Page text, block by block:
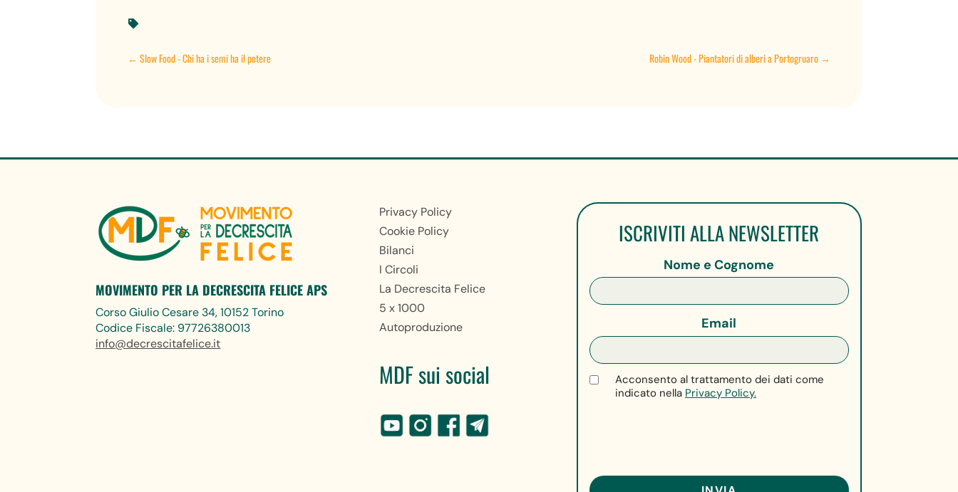

←Slow Food - Chi ha i semi ha il potere Robin Wood - Piantatori di alberi a Portogruaro→
MOVIMENTO PER LA DECRESCITA FELICE APS
Corso Giulio Cesare 34, 10152 Torino
Codice Fiscale: 97726380013
info@decrescitafelice.it
Privacy Policy
Cookie Policy
Bilanci
I Circoli
La Decrescita Felice
5 x 1000
Autoproduzione
MDF sui social
ISCRIVITI ALLA NEWSLETTER
Nome e Cognome
Email
Acconsento al trattamento dei dati come
indicato nella Privacy Policy.